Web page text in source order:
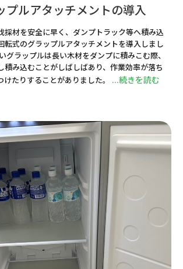
プルアタッチメントの導入
材を安全に早く、ダンプトラック等へ積み込
転式のグラップルアタッチメントを導入しまし
ラップルは長い木材をダンプに積みこむ際、
積み込むことがしばしばあり、作業効率が落ち
けたりすることがありました。 ...続きを読む